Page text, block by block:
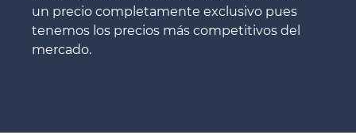
un precio completamente exclusivo pues
tenemos los precios más competitivos del
mercado.